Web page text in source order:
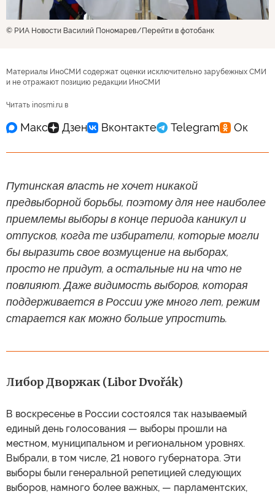
© РИА Новости Василий Пономарев Перейти в фотобанк
Материалы ИноСМИ содержат оценки исключительно зарубежных СМИ
и не отражают позицию редакции ИноСМИ
Читать inosmi.ru в
Путинская власть не хочет никакой
предвыборной борьбы, поэтому для нее наиболее
приемлемы выборы в конце периода каникул и
отпусков, когда те избиратели, которые могли
бы выразить свое возмущение на выборах,
просто не придут, а остальные ни на что не
повлияют. Даже видимость выборов, которая
поддерживается в России уже много лет, режим
старается как можно больше упростить.
Либор Дворжак (Libor Dvořák)
В воскресенье в России состоялся так называемый
единый день голосования — выборы прошли на
местном, муниципальном и региональном уровнях.
Выбрали, в том числе, 21 нового губернатора. Эти
выборы были генеральной репетицией следующих
выборов, намного более важных, — парламентских,